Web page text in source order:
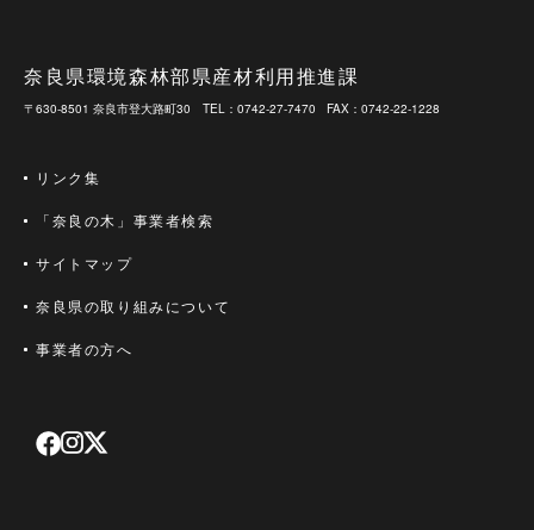
奈良県環境森林部県産材利用推進課
〒630-8501 奈良市登大路町30 TEL：0742-27-7470 FAX：0742-22-1228
リンク集
「奈良の木」事業者検索
サイトマップ
奈良県の取り組みについて
事業者の方へ